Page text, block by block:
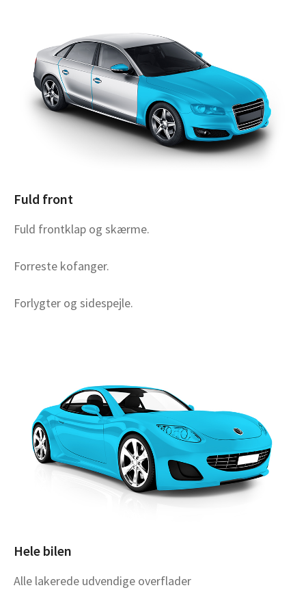
Fuld front
Fuld frontklap og skærme.
Forreste kofanger.
Forlygter og sidespejle.
Hele bilen
Alle lakerede udvendige overflader